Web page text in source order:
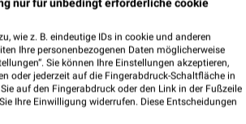
nur für unbedingt erforderliche cookie
wie z. B. eindeutige IDs in cookie und anderen
Ihre personenbezogenen Daten möglicherweise
Sie können Ihre Einstellungen akzeptieren,
oder jederzeit auf die Fingerabdruck-Schaltfläche in
auf den Fingerabdruck oder den Link in der Fußzeile
Ihre Einwilligung widerrufen. Diese Entscheidungen